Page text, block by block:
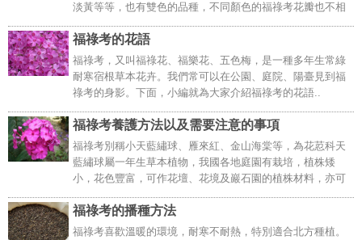
淡黃等等，也有雙色的品種，不同顏色的福祿考花瓣也不相
同，有圓形的、星型的、須狀的和放射狀的，福祿考的花期
也比較的長，5月開花，能夠開到10月。..
福祿考的花語
福祿考，又叫福祿花、福樂花、五色梅，是一種多年生常綠
耐寒宿根草本花卉。我們常可以在公園、庭院、陽臺見到福
祿考的身影。下面，小編就為大家介紹福祿考的花語..
福祿考養護方法以及需要注意的事項
福祿考別稱小天藍繡球、雁來紅、金山海棠等，為花荵科天
藍繡球屬一年生草本植物，我國各地庭園有栽培，植株矮
小，花色豐富，可作花壇、花境及巖石園的植株材料，亦可
作盆栽供室內裝飾，植株較高的品種可作切花，下面我們就
一起來看一看福祿考的養殖方法和注意事項吧！..
福祿考的播種方法
福祿考喜歡溫暖的環境，耐寒不耐熱，特別適合北方種植。